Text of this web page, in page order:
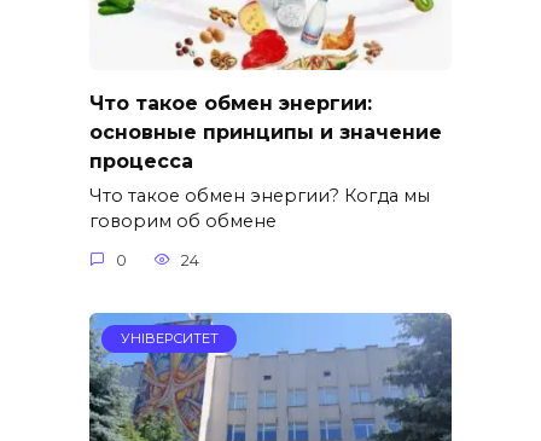
Что такое обмен энергии:
основные принципы и значение
процесса
Что такое обмен энергии? Когда мы
говорим об обмене
0 24
УНІВЕРСИТЕТ